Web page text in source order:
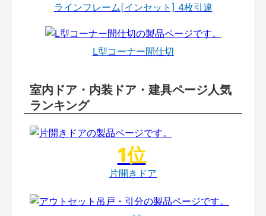
ラインフレーム[インセット] 4枚引違
L型コーナー間仕切
室内ドア・内装ドア・建具ページ人気
ランキング
片開きドア